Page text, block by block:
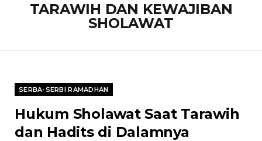
TARAWIH DAN KEWAJIBAN
SHOLAWAT
SERBA-SERBI RAMADHAN
Hukum Sholawat Saat Tarawih
dan Hadits di Dalamnya